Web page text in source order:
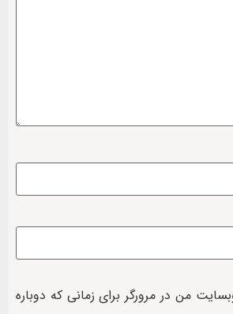
من در مرورگر برای زمانی که دوباره